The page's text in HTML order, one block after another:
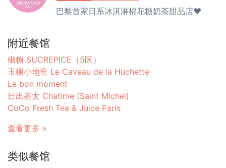
巴黎首家日系冰淇淋棉花糖奶茶甜品店❤️
附近餐馆
椒糖 SUCREPICE（5区）
玉榭小地窖 Le Caveau de la Huchette
Le bon moment
日出茶太 Chatime (Saint Michel)
CoCo Fresh Tea & Juice Paris
查看更多 »
类似餐馆